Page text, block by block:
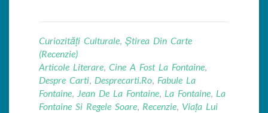
Curiozități Culturale, Știrea Din Carte
(Recenzie)
Articole Literare, Cine A Fost La Fontaine,
Despre Carti, Desprecarti.ro, Fabule La
Fontaine, Jean De La Fontaine, La Fontaine, La
Fontaine Si Regele Soare, Recenzie, Viața Lui